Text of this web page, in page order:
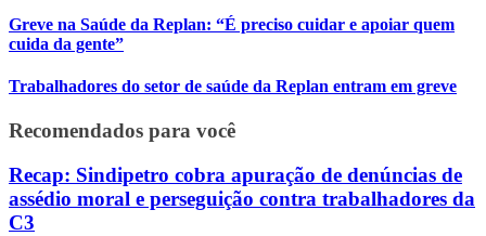
Greve na Saúde da Replan: “É preciso cuidar e apoiar quem
cuida da gente”
Trabalhadores do setor de saúde da Replan entram em greve
Recomendados para você
Recap: Sindipetro cobra apuração de denúncias de
assédio moral e perseguição contra trabalhadores da
C3